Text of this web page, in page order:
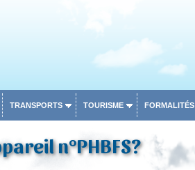
TRANSPORTS TOURISME FORMALITÉS
n°PHBFS?